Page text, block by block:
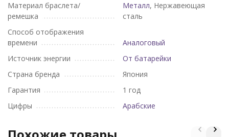
Материал браслета/
ремешка
Металл, Нержавеющая
сталь
Способ отображения
времени
Аналоговый
Источник энергии
От батарейки
Страна бренда
Япония
Гарантия
1 год
Цифры
Арабские